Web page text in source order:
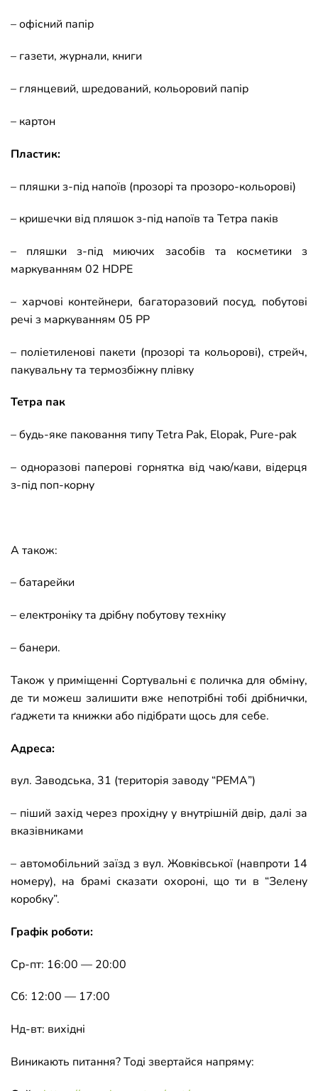
– офісний папір
– газети, журнали, книги
– глянцевий, шредований, кольоровий папір
– картон
Пластик:
– пляшки з-під напоїв (прозорі та прозоро-кольорові)
– кришечки від пляшок з-під напоїв та Тетра паків
– пляшки з-під миючих засобів та косметики з
маркуванням 02 HDPE
– харчові контейнери, багаторазовий посуд, побутові
речі з маркуванням 05 PP
– поліетиленові пакети (прозорі та кольорові), стрейч,
пакувальну та термозбіжну плівку
Тетра пак
– будь-яке паковання типу Tetra Pak, Elopak, Pure-pak
– одноразові паперові горнятка від чаю/кави, відерця
з-під поп-корну
А також:
– батарейки
– електроніку та дрібну побутову техніку
– банери.
Також у приміщенні Сортувальні є поличка для обміну,
де ти можеш залишити вже непотрібні тобі дрібнички,
ґаджети та книжки або підібрати щось для себе.
Адреса:
вул. Заводська, 31 (територія заводу “РЕМА”)
– піший захід через прохідну у внутрішній двір, далі за
вказівниками
– автомобільний заїзд з вул. Жовківської (навпроти 14
номеру), на брамі сказати охороні, що ти в “Зелену
коробку”.
Графік роботи:
Ср-пт: 16:00 — 20:00
Сб: 12:00 — 17:00
Нд-вт: вихідні
Виникають питання? Тоді звертайся напряму: